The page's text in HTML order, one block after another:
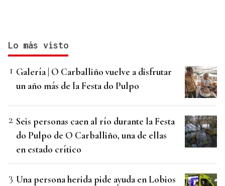
Lo más visto
Galería | O Carballiño vuelve a disfrutar
un año más de la Festa do Pulpo
Seis personas caen al río durante la Festa
do Pulpo de O Carballiño, una de ellas
en estado crítico
Una persona herida pide ayuda en Lobios